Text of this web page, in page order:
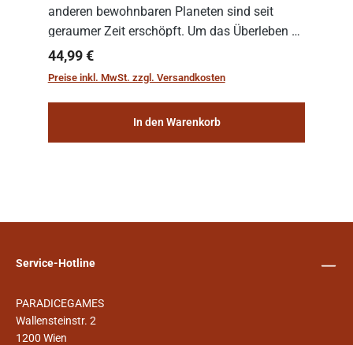
anderen bewohnbaren Planeten sind seit
geraumer Zeit erschöpft. Um das Überleben zu
sichern, wurden die sogenannten
„Weltenschiffe“ gebaut. Auf diesen
Regulärer Preis:
44,99 €
Preise inkl. MwSt. zzgl. Versandkosten
In den Warenkorb
Service-Hotline
PARADICEGAMES
Wallensteinstr. 2
1200 Wien